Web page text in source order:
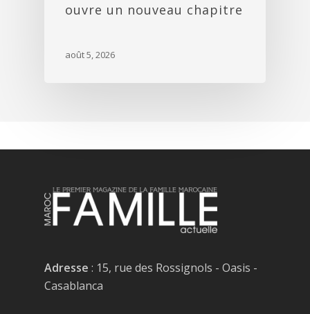
ouvre un nouveau chapitre
août 5, 2026
Adresse : 15, rue des Rossignols - Oasis -
Casablanca